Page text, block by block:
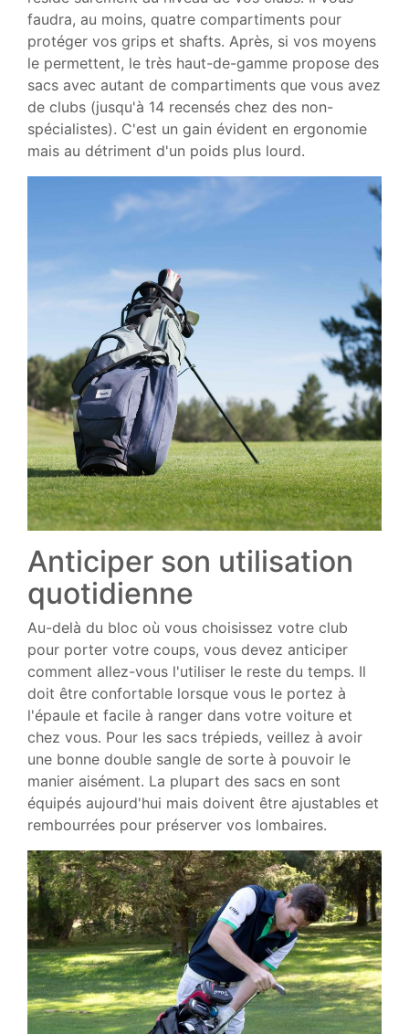
faudra, au moins, quatre compartiments pour
protéger vos grips et shafts. Après, si vos moyens
le permettent, le très haut-de-gamme propose des
sacs avec autant de compartiments que vous avez
de clubs (jusqu'à 14 recensés chez des non-
spécialistes). C'est un gain évident en ergonomie
mais au détriment d'un poids plus lourd.
Anticiper son utilisation
quotidienne
Au-delà du bloc où vous choisissez votre club
pour porter votre coups, vous devez anticiper
comment allez-vous l'utiliser le reste du temps. Il
doit être confortable lorsque vous le portez à
l'épaule et facile à ranger dans votre voiture et
chez vous. Pour les sacs trépieds, veillez à avoir
une bonne double sangle de sorte à pouvoir le
manier aisément. La plupart des sacs en sont
équipés aujourd'hui mais doivent être ajustables et
rembourrées pour préserver vos lombaires.